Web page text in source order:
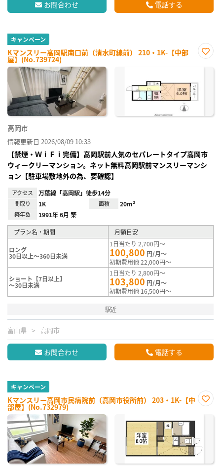
お問合わせ 電話する
キャンペーン
Kマンスリー高岡駅南口前（清水町線前） 210・1K-【中部
屋】(No.739724)
に入
高岡市
情報更新日 2026/08/09 10:33
【禁煙・ＷｉＦｉ完備】高岡駅前人気のセパレートタイプ高岡市
ウィークリーマンション。ネット無料高岡駅前マンスリーマンシ
ョン【駐車場敷地外の為、要確認】
アクセス 万葉線「高岡駅」徒歩14分
間取り 1K 面積 20m²
築年数 1991年 6月 築
プラン名・期間 月額目安
ロング
30日以上～360日未満
1日当たり 2,700円～
100,800 円/月～
初期費用他 22,000円～
ショート【7日以上】
～30日未満
1日当たり 2,800円～
103,800 円/月～
初期費用他 16,500円～
駅近
富山県 高岡市
お問合わせ 電話する
キャンペーン
Kマンスリー高岡市民病院前（高岡市役所前） 203・1K-【中
部屋】(No.732979)
に入